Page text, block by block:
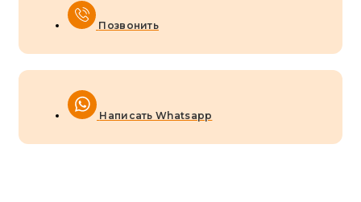
Позвонить
Написать Whatsapp